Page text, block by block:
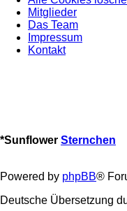
Mitglieder
Das Team
Impressum
Kontakt
*Sunflower Sternchen
Powered by phpBB®
Deutsche Übersetzung